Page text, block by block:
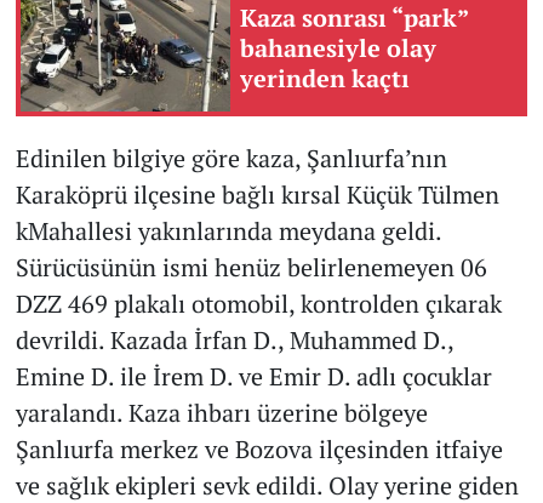
Kaza sonrası “park”
bahanesiyle olay
yerinden kaçtı
Edinilen bilgiye göre kaza, Şanlıurfa’nın
Karaköprü ilçesine bağlı kırsal Küçük Tülmen
kMahallesi yakınlarında meydana geldi.
Sürücüsünün ismi henüz belirlenemeyen 06
DZZ 469 plakalı otomobil, kontrolden çıkarak
devrildi. Kazada İrfan D., Muhammed D.,
Emine D. ile İrem D. ve Emir D. adlı çocuklar
yaralandı. Kaza ihbarı üzerine bölgeye
Şanlıurfa merkez ve Bozova ilçesinden itfaiye
ve sağlık ekipleri sevk edildi. Olay yerine giden